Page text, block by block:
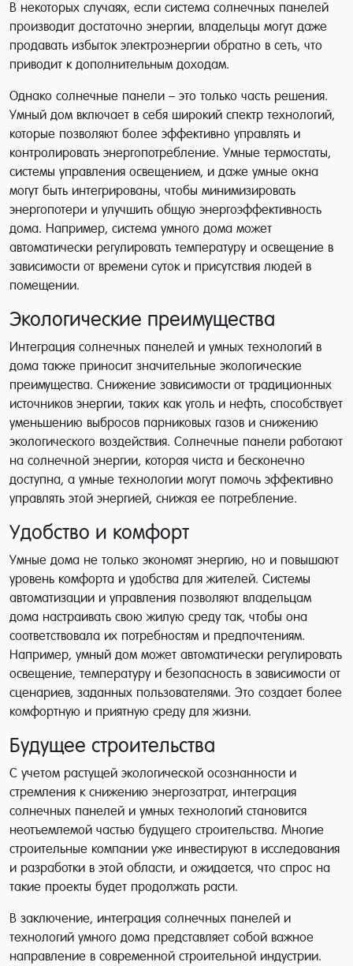
В некоторых случаях, если система солнечных панелей
производит достаточно энергии, владельцы могут даже
продавать избыток электроэнергии обратно в сеть, что
приводит к дополнительным доходам.
Однако солнечные панели – это только часть решения.
Умный дом включает в себя широкий спектр технологий,
которые позволяют более эффективно управлять и
контролировать энергопотребление. Умные термостаты,
системы управления освещением, и даже умные окна
могут быть интегрированы, чтобы минимизировать
энергопотери и улучшить общую энергоэффективность
дома. Например, система умного дома может
автоматически регулировать температуру и освещение в
зависимости от времени суток и присутствия людей в
помещении.
Экологические преимущества
Интеграция солнечных панелей и умных технологий в
дома также приносит значительные экологические
преимущества. Снижение зависимости от традиционных
источников энергии, таких как уголь и нефть, способствует
уменьшению выбросов парниковых газов и снижению
экологического воздействия. Солнечные панели работают
на солнечной энергии, которая чиста и бесконечно
доступна, а умные технологии могут помочь эффективно
управлять этой энергией, снижая ее потребление.
Удобство и комфорт
Умные дома не только экономят энергию, но и повышают
уровень комфорта и удобства для жителей. Системы
автоматизации и управления позволяют владельцам
дома настраивать свою жилую среду так, чтобы она
соответствовала их потребностям и предпочтениям.
Например, умный дом может автоматически регулировать
освещение, температуру и безопасность в зависимости от
сценариев, заданных пользователями. Это создает более
комфортную и приятную среду для жизни.
Будущее строительства
С учетом растущей экологической осознанности и
стремления к снижению энергозатрат, интеграция
солнечных панелей и умных технологий становится
неотъемлемой частью будущего строительства. Многие
строительные компании уже инвестируют в исследования
и разработки в этой области, и ожидается, что спрос на
такие проекты будет продолжать расти.
В заключение, интеграция солнечных панелей и
технологий умного дома представляет собой важное
направление в современной строительной индустрии.